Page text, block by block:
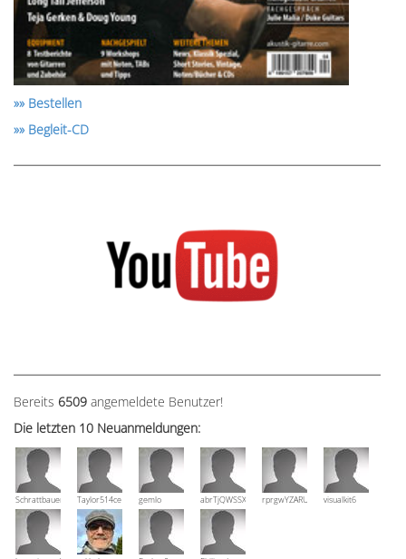
»» Bestellen
»» Begleit-CD
Bereits 6509 angemeldete Benutzer!
Die letzten 10 Neuanmeldungen:
Schrattbauer Taylor514ce gemlo abrTjQWSSXuVznPolErprgwYZARUTZQyCWESpD
visualkit6